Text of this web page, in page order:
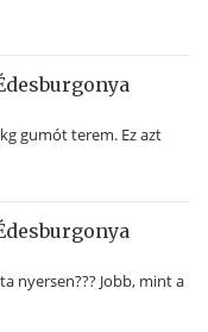
gumót terem. Ez azt
nyersen??? Jobb, mint a